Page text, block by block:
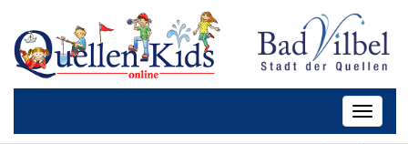
Toggle